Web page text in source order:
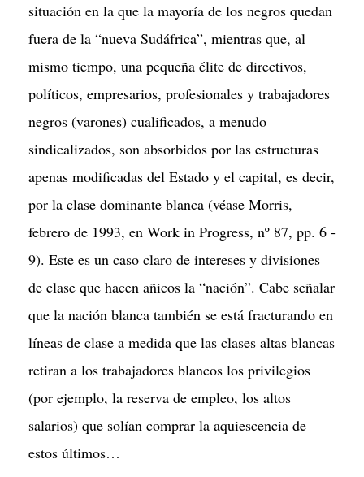
situación en la que la mayoría de los negros quedan
fuera de la “nueva Sudáfrica”, mientras que, al
mismo tiempo, una pequeña élite de directivos,
políticos, empresarios, profesionales y trabajadores
negros (varones) cualificados, a menudo
sindicalizados, son absorbidos por las estructuras
apenas modificadas del Estado y el capital, es decir,
por la clase dominante blanca (véase Morris,
febrero de 1993, en Work in Progress, nº 87, pp. 6 -
9). Este es un caso claro de intereses y divisiones
de clase que hacen añicos la “nación”. Cabe señalar
que la nación blanca también se está fracturando en
líneas de clase a medida que las clases altas blancas
retiran a los trabajadores blancos los privilegios
(por ejemplo, la reserva de empleo, los altos
salarios) que solían comprar la aquiescencia de
estos últimos…